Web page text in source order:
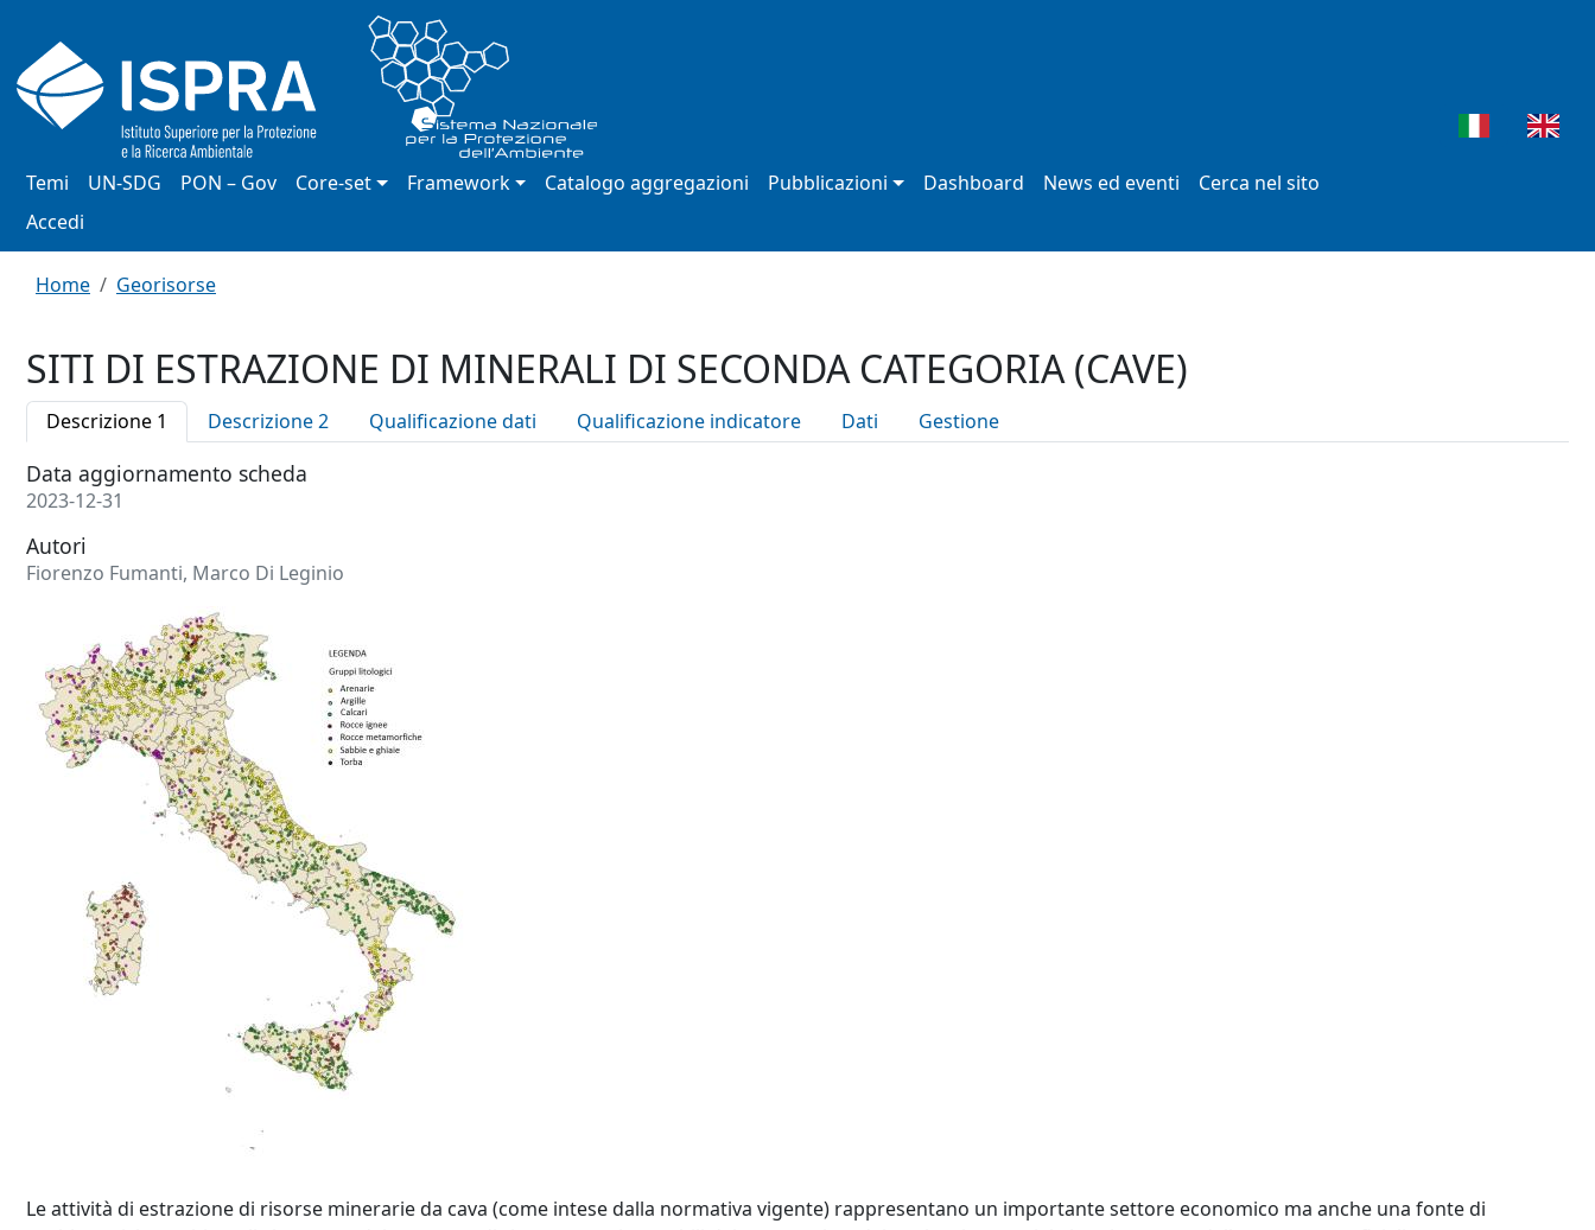
Navigazione principale
Temi UN-SDG PON – Gov Core-set Framework Catalogo aggregazioni Pubblicazioni Dashboard News ed eventi Cerca nel sito
Menu profilo utente
Accedi
Briciole di pane
Home Georisorse
SITI DI ESTRAZIONE DI MINERALI DI SECONDA CATEGORIA (CAVE)
Descrizione 1 Descrizione 2 Qualificazione dati Qualificazione indicatore Dati Gestione
Data aggiornamento scheda
2023-12-31
Autori
Fiorenzo Fumanti, Marco Di Leginio
Abstract
Le attività di estrazione di risorse minerarie da cava (come intese dalla normativa vigente) rappresentano un importante settore economico ma anche una fonte di